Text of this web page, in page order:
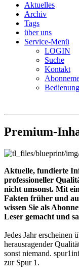
Aktuelles
Archiv
Tags
über uns
Service-Menü
LOGIN
Suche
Kontakt
Bedienung
Premium-
Aktuelle, fundierte
professioneller
nicht umsonst. Mit
Fakten früher und
wissen Sie als
Leser gemacht und
Jedes Jahr erscheinen
herausragender
sonst niemand.
zur Spur 1.